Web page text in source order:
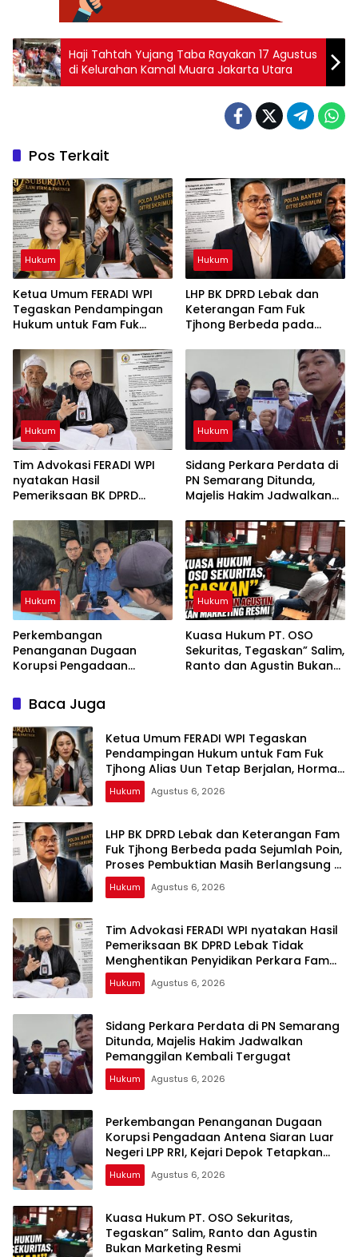
Haji Tahtah Yujang Taba Rayakan 17 Agustus
di Kelurahan Kamal Muara Jakarta Utara
Pos Terkait
Hukum
Ketua Umum FERADI WPI
Tegaskan Pendampingan
Hukum untuk Fam Fuk
Berjalan, Hormati Proses
Penyidikan dan Hasil
Pemeriksaan BK
Hukum
LHP BK DPRD Lebak dan
Keterangan Fam Fuk
Tjhong Berbeda pada
Pembuktian Masih
Berlangsung di Polda
Banten ujar Revan FERADI
WPI
Hukum
Tim Advokasi FERADI WPI
nyatakan Hasil
Pemeriksaan BK DPRD
Penyidikan Perkara Fam
Fuk Tjhong alias Eyang Uun
Hukum
Sidang Perkara Perdata di
PN Semarang Ditunda,
Majelis Hakim Jadwalkan
Tergugat
Hukum
Perkembangan
Penanganan Dugaan
Korupsi Pengadaan
LPP RRI, Kejari Depok
Tetapkan Satu Tersangka
Baru
Hukum
Kuasa Hukum PT. OSO
Sekuritas, Tegaskan” Salim,
Ranto dan Agustin Bukan
Baca Juga
Ketua Umum FERADI WPI Tegaskan
Pendampingan Hukum untuk Fam Fuk
Tjhong Alias Uun Tetap Berjalan, Hormati
Proses Penyidikan dan Hasil Pemeriksaan
BK
Hukum Agustus 6, 2026
LHP BK DPRD Lebak dan Keterangan Fam
Fuk Tjhong Berbeda pada Sejumlah Poin,
Proses Pembuktian Masih Berlangsung di
Polda Banten ujar Revan FERADI WPI
Hukum Agustus 6, 2026
Tim Advokasi FERADI WPI nyatakan Hasil
Pemeriksaan BK DPRD Lebak Tidak
Menghentikan Penyidikan Perkara Fam
Fuk Tjhong alias Eyang Uun
Hukum Agustus 6, 2026
Sidang Perkara Perdata di PN Semarang
Ditunda, Majelis Hakim Jadwalkan
Pemanggilan Kembali Tergugat
Hukum Agustus 6, 2026
Perkembangan Penanganan Dugaan
Korupsi Pengadaan Antena Siaran Luar
Negeri LPP RRI, Kejari Depok Tetapkan
Satu Tersangka Baru
Hukum Agustus 6, 2026
Kuasa Hukum PT. OSO Sekuritas,
Tegaskan” Salim, Ranto dan Agustin
Bukan Marketing Resmi